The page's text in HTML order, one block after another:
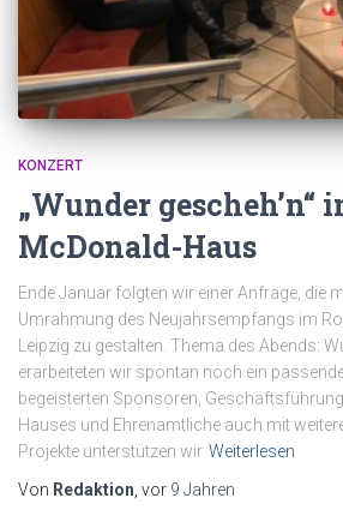
KONZERT
„Wunder gescheh’n“
McDonald-Haus
Ende Januar folgten wir einer Anfrage, die
Umrahmung des Neujahrsempfangs im
Leipzig zu gestalten. Thema des Abends:
erarbeiteten wir spontan noch ein
begeisterten Sponsoren,
Hauses und Ehrenamtliche auch mit
Projekte unterstützen wir Weiterlesen
Von Redaktion , vor 9 Jahren